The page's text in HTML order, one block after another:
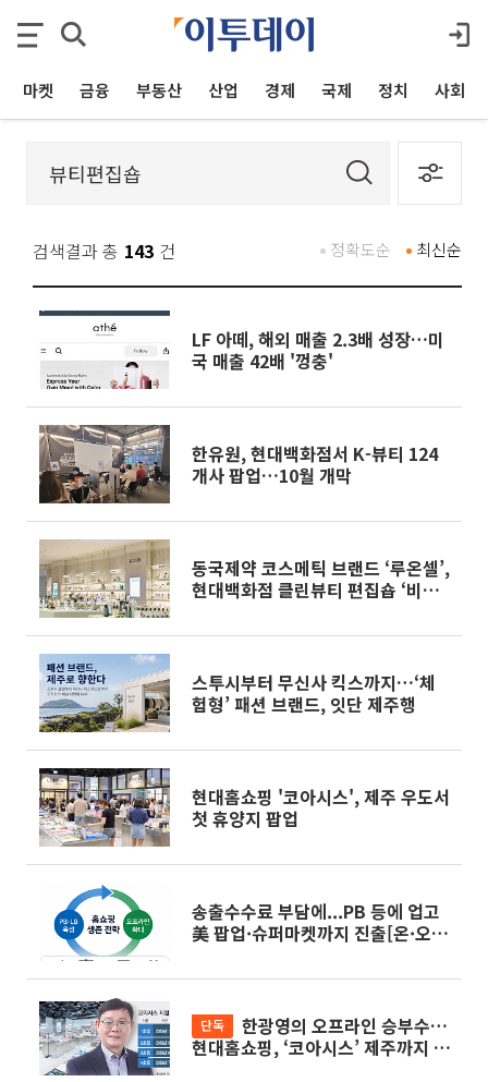
마켓 금융 부동산 산업 경제 국제 정치 사회
검색결과 총 143 건 최신순
정확도순
LF 아떼, 해외 매출 2.3배 성장…미
국 매출 42배 '껑충'
한유원, 현대백화점서 K-뷰티 124
개사 팝업…10월 개막
동국제약 코스메틱 브랜드 ‘루온셀’,
현대백화점 클린뷰티 편집숍 ‘비클
스투시부터 무신사 킥스까지…‘체
험형’ 패션 브랜드, 잇단 제주행
현대홈쇼핑 '코아시스', 제주 우도서
첫 휴양지 팝업
송출수수료 부담에...PB 등에 업고
美 팝업·슈퍼마켓까지 진출[온·오
단독
현대홈쇼핑, ‘코아시스’ 제주까지 확